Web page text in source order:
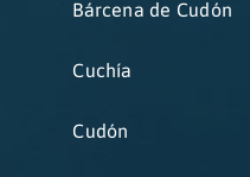
Bárcena de Cudón
Cuchía
Cudón